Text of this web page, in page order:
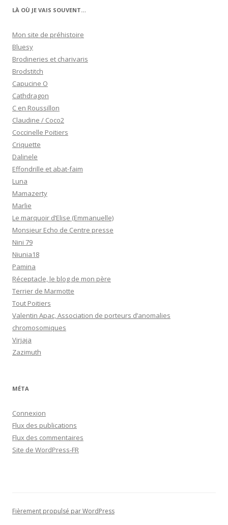
LÀ OÙ JE VAIS SOUVENT…
Mon site de préhistoire
Bluesy
Brodineries et charivaris
Brodstitch
Capucine O
Cathdragon
C en Roussillon
Claudine / Coco2
Coccinelle Poitiers
Criquette
Dalinele
Effondrille et abat-faim
Luna
Mamazerty
Marlie
Le marquoir d’Elise (Emmanuelle)
Monsieur Echo de Centre presse
Nini 79
Niunia18
Pamina
Réceptacle, le blog de mon père
Terrier de Marmotte
Tout Poitiers
Valentin Apac, Association de porteurs d’anomalies
chromosomiques
Virjaja
Zazimuth
MÉTA
Connexion
Flux des publications
Flux des commentaires
Site de WordPress-FR
Fièrement propulsé par WordPress